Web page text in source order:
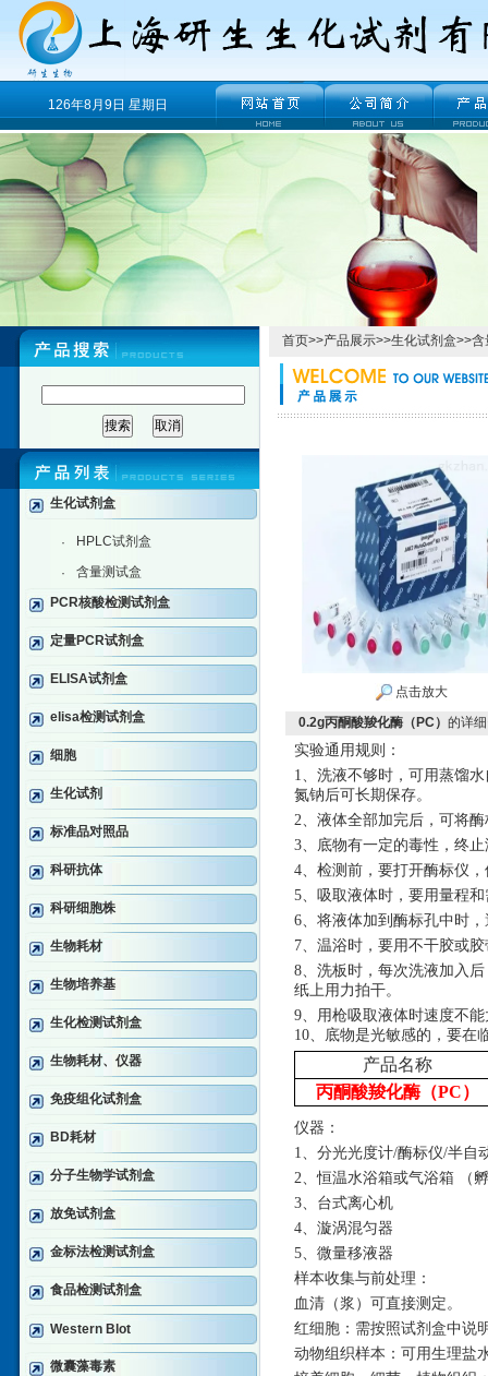
126年8月9日 星期日
生化试剂盒
· HPLC试剂盒
·
含量测试盒
PCR核酸检测试剂盒
定量PCR试剂盒
ELISA试剂盒
elisa检测试剂盒
细胞
生化试剂
标准品对照品
科研抗体
科研细胞株
生物耗材
生物培养基
生化检测试剂盒
生物耗材、仪器
免疫组化试剂盒
BD耗材
分子生物学试剂盒
放免试剂盒
金标法检测试剂盒
食品检测试剂盒
Western Blot
微囊藻毒素
首页>>产品展示>>生化试剂盒>>含
点击放大
0.2g丙酮酸羧化酶（PC） 的详
实验通用规则：
1、洗液不够时，可用蒸馏
氮钠后可长期保存。
2、液体全部加完后，可将
3、底物有一定的毒性，终
4、检测前，要打开酶标仪
5、吸取液体时，要用量程
6、将液体加到酶标孔中时
7、温浴时，要用不干胶或
8、洗板时，每次洗液加入
纸上用力拍干。
9、用枪吸取液体时速度不
10、底物是光敏感的，要在
产品名称
丙酮酸羧化酶（PC）
仪器：
1、分光光度计/酶标仪/半自
2、恒温水浴箱或气浴箱 （
3、台式离心机
4、漩涡混匀器
5、微量移液器
样本收集与前处理：
血清（浆）可直接测定。
红细胞：需按照试剂盒中说
动物组织样本：可用生理盐